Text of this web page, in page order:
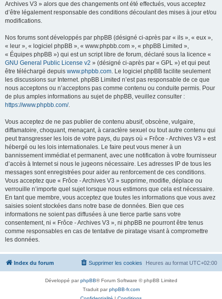
Archives V3 » alors que des changements ont été effectués, vous acceptez
d’être légalement responsable des conditions découlant des mises à jour et/ou
modifications.
Nos forums sont développés par phpBB (désigné ci-après par « ils », « eux »,
« leur », « logiciel phpBB », « www.phpbb.com », « phpBB Limited »,
« Équipes phpBB ») qui est un script libre de forum, déclaré sous la licence «
GNU General Public License v2 » (désigné ci-après par « GPL ») et qui peut
être téléchargé depuis www.phpbb.com. Le logiciel phpBB facilite seulement
les discussions sur Internet. phpBB Limited n’est pas responsable de ce que
nous acceptons ou n’acceptons pas comme contenu ou conduite permis. Pour
de plus amples informations au sujet de phpBB, veuillez consulter :
https://www.phpbb.com/.
Vous acceptez de ne pas publier de contenu abusif, obscène, vulgaire,
diffamatoire, choquant, menaçant, à caractère sexuel ou tout autre contenu qui
peut transgresser les lois de votre pays, du pays où « Frôce - Archives V3 » est
hébergé ou les lois internationales. Le faire peut vous mener à un
bannissement immédiat et permanent, avec une notification à votre fournisseur
d’accès à Internet si nous le jugeons nécessaire. Les adresses IP de tous les
messages sont enregistrées pour aider au renforcement de ces conditions.
Vous acceptez que « Frôce - Archives V3 » supprime, modifie, déplace ou
verrouille n’importe quel sujet lorsque nous estimons que cela est nécessaire.
En tant que membre, vous acceptez que toutes les informations que vous avez
saisies soient stockées dans notre base de données. Bien que ces
informations ne soient pas diffusées à une tierce partie sans votre
consentement, ni « Frôce - Archives V3 », ni phpBB ne pourront être tenus
comme responsables en cas de tentative de piratage visant à compromettre
les données.
Index du forum Heures au format UTC+02:00
Supprimer les cookies
Développé parphpBB® Forum Software © phpBB Limited
Traduit parphpBB-fr.com